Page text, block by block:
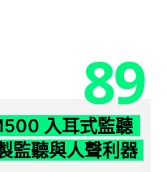
89
入耳式監聽
監聽與人聲利器